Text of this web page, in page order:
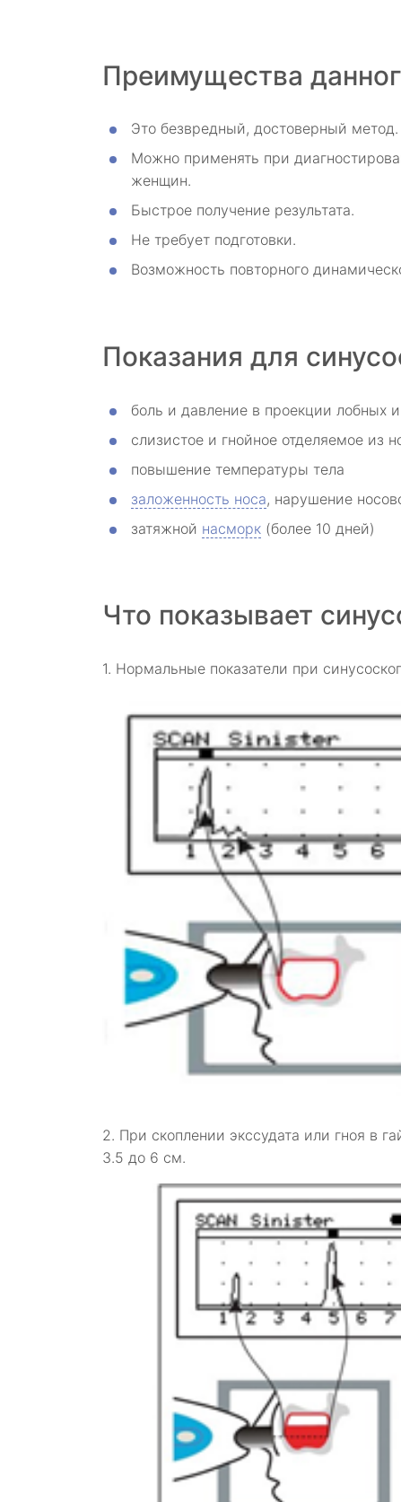
Преимущества
Это безвредный, достоверный метод.
Можно применять при
женщин.
Быстрое получение результата.
Не требует подготовки.
Возможность повторного
Показания для
боль и давление в проекции лобных
слизистое и гнойное отделяемое из
повышение температуры тела
заложенность носа, нарушение
затяжной насморк (более 10 дней)
Что показывает
1. Нормальные показатели при
2. При скоплении экссудата или гноя в
3.5 до 6 см.